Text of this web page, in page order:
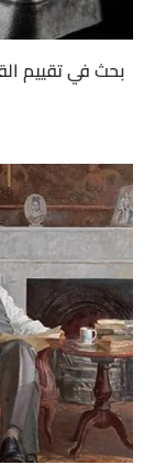
بحث في تقييم